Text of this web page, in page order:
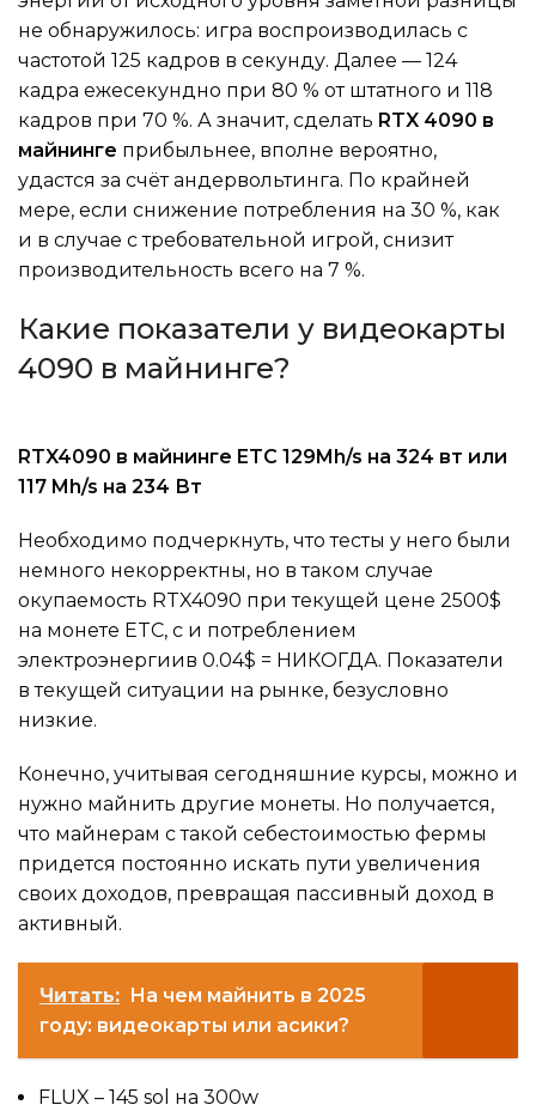
не обнаружилось: игра воспроизводилась с
частотой 125 кадров в секунду. Далее — 124
кадра ежесекундно при 80 % от штатного и 118
кадров при 70 %. А значит, сделать RTX 4090 в
майнинге прибыльнее, вполне вероятно,
удастся за счёт андервольтинга. По крайней
мере, если снижение потребления на 30 %, как
и в случае с требовательной игрой, снизит
производительность всего на 7 %.
Какие показатели у видеокарты
4090 в майнинге?
RTX4090 в майнинге ETC 129Mh/s на 324 вт или
117 Mh/s на 234 Вт
Необходимо подчеркнуть, что тесты у него были
немного некорректны, но в таком случае
окупаемость RTX4090 при текущей цене 2500$
на монете ETC, с и потреблением
электроэнергиив 0.04$ = НИКОГДА. Показатели
в текущей ситуации на рынке, безусловно
низкие.
Конечно, учитывая сегодняшние курсы, можно и
нужно майнить другие монеты. Но получается,
что майнерам с такой себестоимостью фермы
придется постоянно искать пути увеличения
своих доходов, превращая пассивный доход в
активный.
Читать: На чем майнить в 2025
году: видеокарты или асики?
FLUX – 145 sol на 300w